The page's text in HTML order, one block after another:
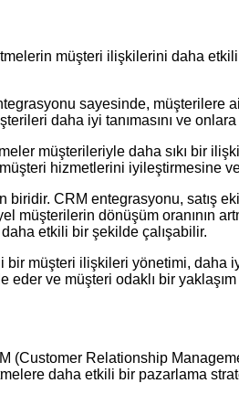
müşteri ilişkilerini daha
sayesinde, müşterilere
daha iyi tanımasını ve
müşterileriyle daha sıkı bir
hizmetlerini iyileştirmesine
CRM entegrasyonu, satış
dönüşüm oranının
etkili bir şekilde çalışabilir.
müşteri ilişkileri yönetimi, daha
ve müşteri odaklı bir
(Customer Relationship
daha etkili bir pazarlama